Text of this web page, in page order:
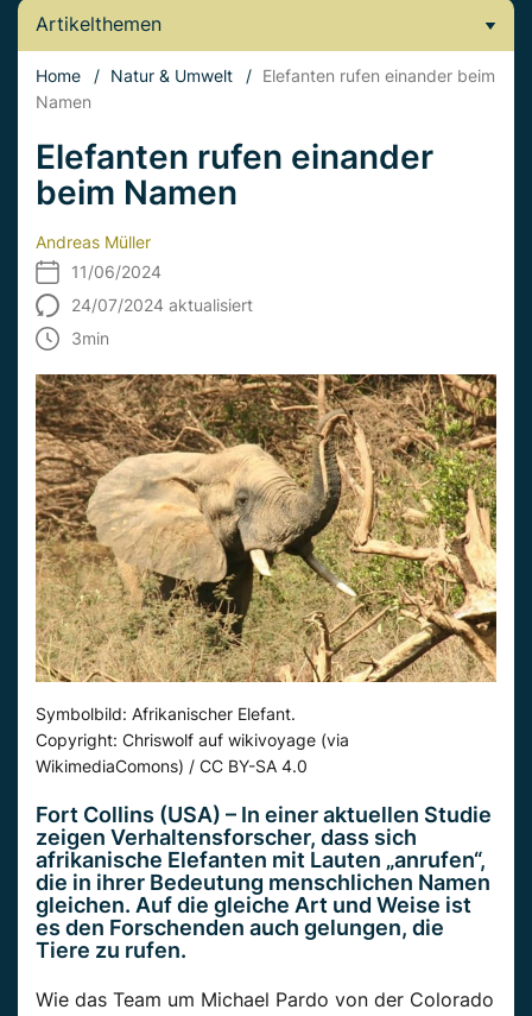
Artikelthemen
Home / Natur & Umwelt / Elefanten rufen einander beim
Namen
Elefanten rufen einander
beim Namen
Andreas Müller
11/06/2024
24/07/2024 aktualisiert
3min
Symbolbild: Afrikanischer Elefant.
Copyright: Chriswolf auf wikivoyage (via
WikimediaComons) / CC BY-SA 4.0
Fort Collins (USA) – In einer aktuellen Studie
zeigen Verhaltensforscher, dass sich
afrikanische Elefanten mit Lauten „anrufen“,
die in ihrer Bedeutung menschlichen Namen
gleichen. Auf die gleiche Art und Weise ist
es den Forschenden auch gelungen, die
Tiere zu rufen.
Wie das Team um Michael Pardo von der Colorado